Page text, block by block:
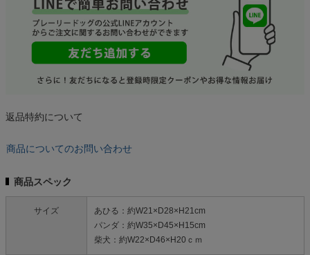
返品特約について
商品についてのお問い合わせ
商品スペック
サイズ
あひる：約W21×D28×H21cm
パンダ：約W35×D45×H15cm
柴犬：約W22×D46×H20ｃｍ